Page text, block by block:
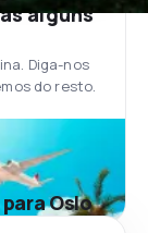
alguns
Diga-nos
do resto.
Oslo